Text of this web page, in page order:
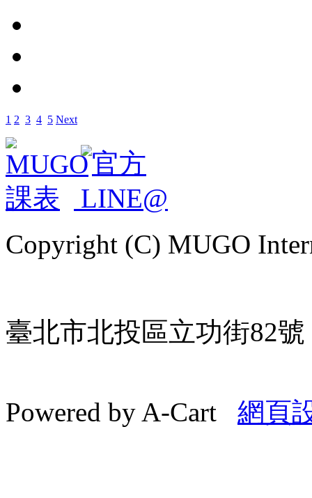
1 2 3 4 5 Next
Copyright (C) MUGO
臺北市北投區立功街82
Powered by A-Cart 網頁